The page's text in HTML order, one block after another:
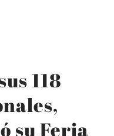
118
su Feria